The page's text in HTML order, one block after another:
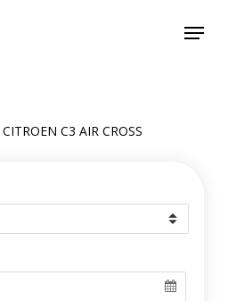
Menu
CITROEN C3 AIR CROSS